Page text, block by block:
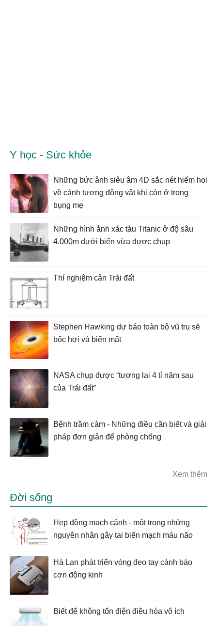
Y học - Sức khỏe
Những bức ảnh siêu âm 4D sắc nét hiếm hoi
về cảnh tượng động vật khi còn ở trong
bụng mẹ
Những hình ảnh xác tàu Titanic ở độ sâu
4.000m dưới biển vừa được chụp
Thí nghiệm cân Trái đất
Stephen Hawking dự báo toàn bộ vũ trụ sẽ
bốc hơi và biến mất
NASA chụp được “tương lai 4 tỉ năm sau
của Trái đất”
Bệnh trầm cảm - Những điều cần biết và giải
pháp đơn giản để phòng chống
Xem thêm
Đời sống
Hẹp động mạch cảnh - một trong những
nguyên nhân gây tai biến mạch máu não
Hà Lan phát triển vòng đeo tay cảnh báo
cơn động kinh
Biết để không tốn điện điều hòa vô ích